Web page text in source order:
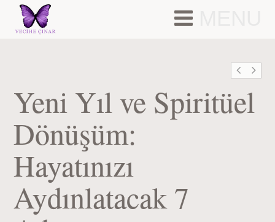
MENU
Yeni Yıl ve Spiritüel
Dönüşüm:
Hayatınızı
Aydınlatacak 7